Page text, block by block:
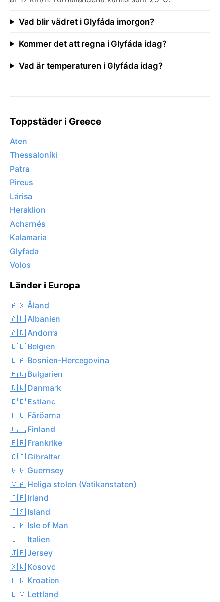
Vad blir vädret i Glyfáda imorgon?
Kommer det att regna i Glyfáda idag?
Vad är temperaturen i Glyfáda idag?
Toppstäder i Greece
Aten
Thessaloníki
Patra
Pireus
Lárisa
Heraklion
Acharnés
Kalamaria
Glyfáda
Volos
Länder i Europa
🇦🇽 Åland
🇦🇱 Albanien
🇦🇩 Andorra
🇧🇪 Belgien
🇧🇦 Bosnien-Hercegovina
🇧🇬 Bulgarien
🇩🇰 Danmark
🇪🇪 Estland
🇫🇴 Färöarna
🇫🇮 Finland
🇫🇷 Frankrike
🇬🇮 Gibraltar
🇬🇬 Guernsey
🇻🇦 Heliga stolen (Vatikanstaten)
🇮🇪 Irland
🇮🇸 Island
🇮🇲 Isle of Man
🇮🇹 Italien
🇯🇪 Jersey
🇽🇰 Kosovo
🇭🇷 Kroatien
🇱🇻 Lettland